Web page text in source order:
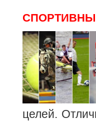
целей.